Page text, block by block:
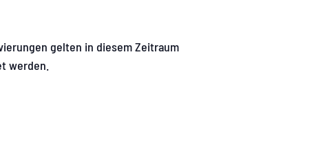
gelten in diesem Zeitraum
werden.